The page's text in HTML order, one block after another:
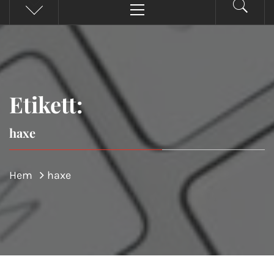
meny
Etikett:
haxe
Hem haxe